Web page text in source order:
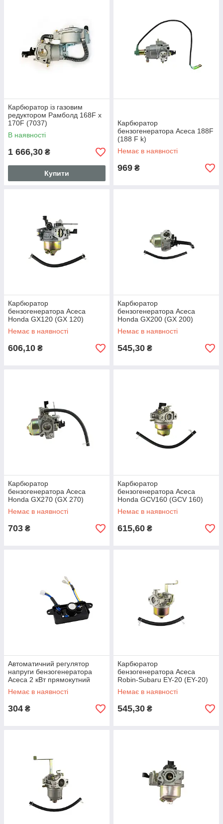
Карбюратор із газовим
редуктором Рамболд 168F x
170F (7037)
В наявності
1 666,30 ₴
Купити
Карбюратор
бензогенератора Асеса 188F
(188 F k)
Немає в наявності
969 ₴
Карбюратор
бензогенератора Асеса
Honda GX120 (GX 120)
Немає в наявності
606,10 ₴
Карбюратор
бензогенератора Асеса
Honda GX200 (GX 200)
Немає в наявності
545,30 ₴
Карбюратор
бензогенератора Асеса
Honda GX270 (GX 270)
Немає в наявності
703 ₴
Карбюратор
бензогенератора Асеса
Honda GCV160 (GCV 160)
Немає в наявності
615,60 ₴
Автоматичний регулятор
напруги бензогенератора
Асеса 2 кВт прямокутний
(AVR 2 KW №2)
Немає в наявності
304 ₴
Карбюратор
бензогенератора Асеса
Robin-Subaru EY-20 (EY-20)
Немає в наявності
545,30 ₴